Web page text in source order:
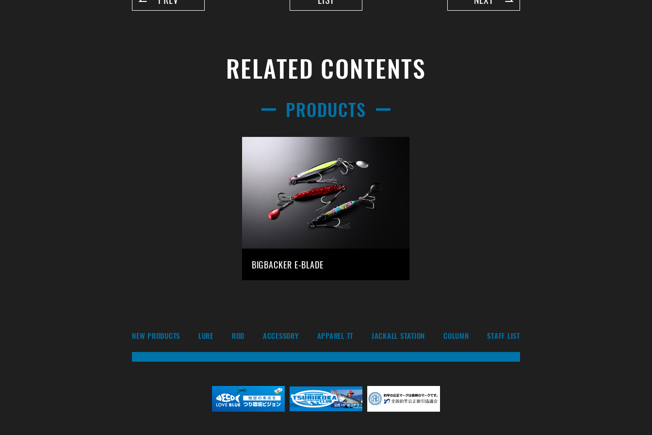
RELATED CONTENTS
PRODUCTS
BIGBACKER E-BLADE
NEW PRODUCTS LURE ROD ACCESSORY APPAREL TT JACKALL STATION COLUMN STAFF LIST